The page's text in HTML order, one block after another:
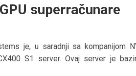
superračunare
je, u saradnji sa kompanijom
S1 server. Ovaj server je